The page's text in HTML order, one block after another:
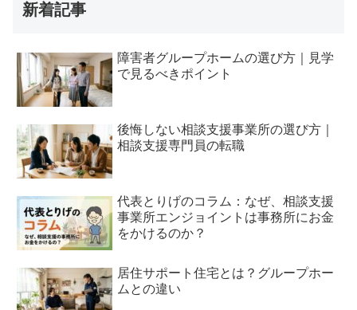
新着記事
障害者グループホームの選び方｜見学
で見るべきポイント
後悔しない相談支援事業所の選び方｜
相談支援専門員の転職
代表とりげのコラム：なぜ、相談支援
事業所エンジョイントは事務所にお金
をかけるのか？
居住サポート住宅とは？グループホー
ムとの違い